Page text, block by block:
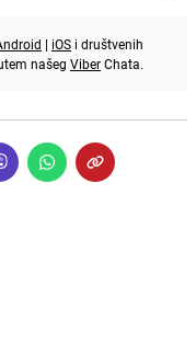
| iOS i društvenih
našeg ViberChata.